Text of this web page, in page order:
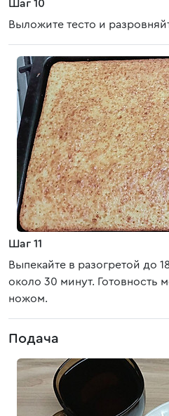
Шаг 10
Выложите тесто и
Шаг 11
Выпекайте в разогретой до
около 30 минут. Готовность
ножом.
Подача